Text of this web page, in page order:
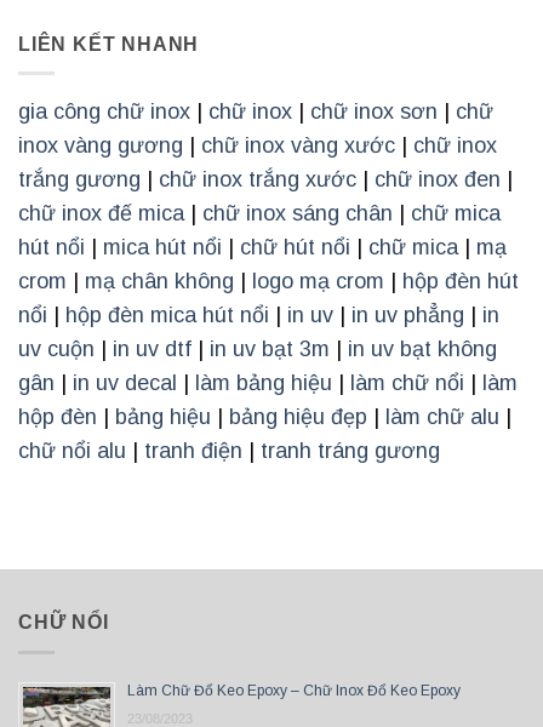
LIÊN KẾT NHANH
gia công chữ inox chữ inox chữ inox sơn
chữ
inox vàng gương
chữ inox vàng xước
chữ inox
trắng gương
chữ inox trắng xước chữ inox đen
chữ inox đế mica| chữ inox sáng chân
chữ mica
hút nổi
mica hút nổi chữ hút nổi chữ mica| mạ
crom
mạ chân không logo mạ crom
hộp đèn hút
nổi
hộp đèn mica hút nổi in uv in uv phẳng
in
uv cuộn
in uv dtf in uv bạt 3m
in uv bạt không
gân
in uv decal làm bảng hiệu làm chữ nổi
làm
hộp đèn
bảng hiệu bảng hiệu đẹp làm chữ alu
chữ nổi alu
tranh điện tranh tráng gương
CHỮ NỔI
Làm Chữ Đổ Keo Epoxy – Chữ Inox Đổ Keo Epoxy
23/08/2023